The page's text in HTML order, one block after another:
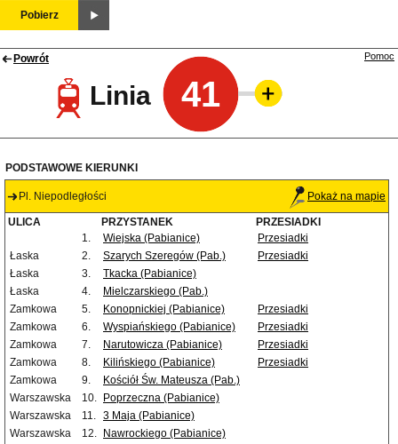
Pobierz
Powrót
Linia 41
Pomoc
PODSTAWOWE KIERUNKI
Pl. Niepodległości Pokaż na mapie
ULICA PRZYSTANEK
PRZESIADKI
1.
Wiejska (Pabianice)
Przesiadki
Łaska
2. Szarych Szeregów (Pab.)
Przesiadki
Łaska
3.
Tkacka (Pabianice)
Łaska
4.
Mielczarskiego (Pab.)
Zamkowa
5. Konopnickiej (Pabianice)
Przesiadki
Zamkowa
6. Wyspiańskiego (Pabianice)
Przesiadki
Zamkowa
7. Narutowicza (Pabianice)
Przesiadki
Zamkowa
8. Kilińskiego (Pabianice)
Przesiadki
Zamkowa
9.
Kościół Św. Mateusza (Pab.)
Warszawska
10.
Poprzeczna (Pabianice)
Warszawska
11. 3 Maja (Pabianice)
Warszawska
12.
Nawrockiego (Pabianice)